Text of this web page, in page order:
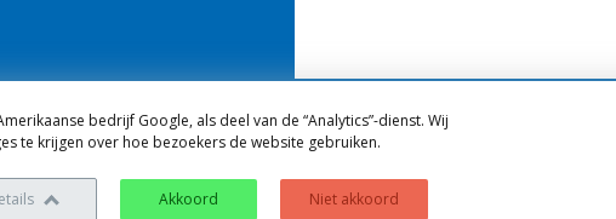
accepteer ik dat er contact met mij
opgenomen kan worden.
bedrijf Google, als deel van de “Analytics”-dienst. Wij
te krijgen over hoe bezoekers de website gebruiken.
Akkoord Niet akkoord